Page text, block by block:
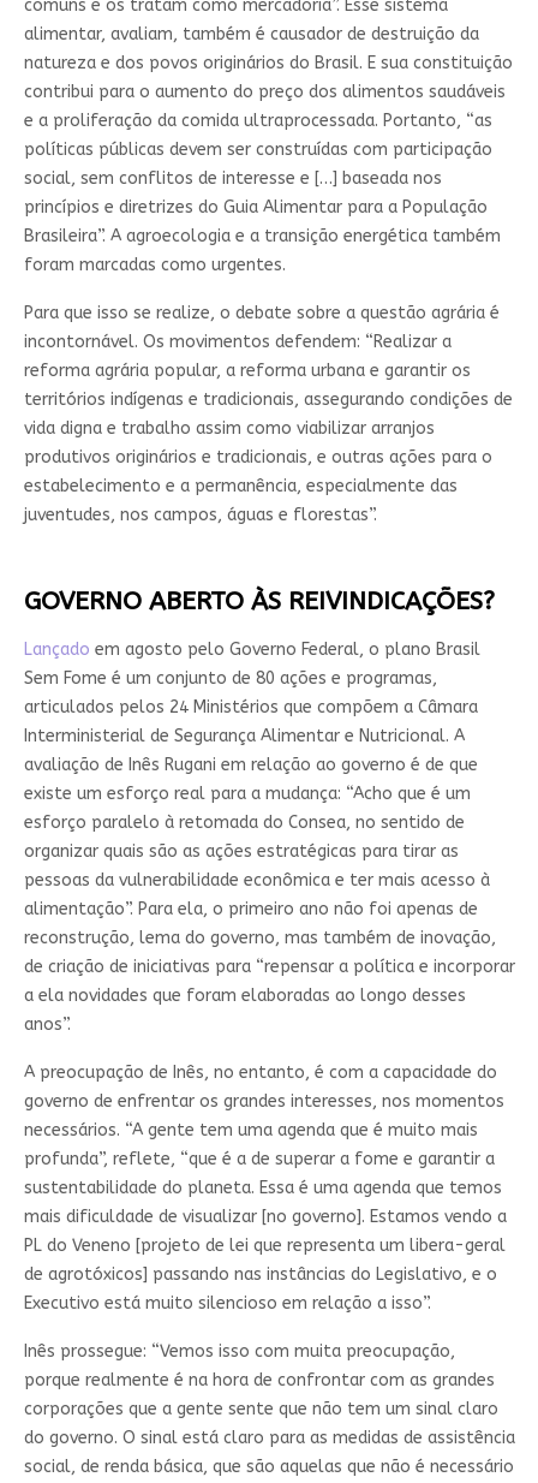
comuns e os tratam como mercadoria”. Esse sistema
alimentar, avaliam, também é causador de destruição da
natureza e dos povos originários do Brasil. E sua constituição
contribui para o aumento do preço dos alimentos saudáveis
e a proliferação da comida ultraprocessada. Portanto, “as
políticas públicas devem ser construídas com participação
social, sem conflitos de interesse e […] baseada nos
princípios e diretrizes do Guia Alimentar para a População
Brasileira”. A agroecologia e a transição energética também
foram marcadas como urgentes.
Para que isso se realize, o debate sobre a questão agrária é
incontornável. Os movimentos defendem: “Realizar a
reforma agrária popular, a reforma urbana e garantir os
territórios indígenas e tradicionais, assegurando condições de
vida digna e trabalho assim como viabilizar arranjos
produtivos originários e tradicionais, e outras ações para o
estabelecimento e a permanência, especialmente das
juventudes, nos campos, águas e florestas”.
GOVERNO ABERTO ÀS REIVINDICAÇÕES?
Lançado em agosto pelo Governo Federal, o plano Brasil
Sem Fome é um conjunto de 80 ações e programas,
articulados pelos 24 Ministérios que compõem a Câmara
Interministerial de Segurança Alimentar e Nutricional. A
avaliação de Inês Rugani em relação ao governo é de que
existe um esforço real para a mudança: “Acho que é um
esforço paralelo à retomada do Consea, no sentido de
organizar quais são as ações estratégicas para tirar as
pessoas da vulnerabilidade econômica e ter mais acesso à
alimentação”. Para ela, o primeiro ano não foi apenas de
reconstrução, lema do governo, mas também de inovação,
de criação de iniciativas para “repensar a política e incorporar
a ela novidades que foram elaboradas ao longo desses
anos”.
A preocupação de Inês, no entanto, é com a capacidade do
governo de enfrentar os grandes interesses, nos momentos
necessários. “A gente tem uma agenda que é muito mais
profunda”, reflete, “que é a de superar a fome e garantir a
sustentabilidade do planeta. Essa é uma agenda que temos
mais dificuldade de visualizar [no governo]. Estamos vendo a
PL do Veneno [projeto de lei que representa um libera-geral
de agrotóxicos] passando nas instâncias do Legislativo, e o
Executivo está muito silencioso em relação a isso”.
Inês prossegue: “Vemos isso com muita preocupação,
porque realmente é na hora de confrontar com as grandes
corporações que a gente sente que não tem um sinal claro
do governo. O sinal está claro para as medidas de assistência
social, de renda básica, que são aquelas que não é necessário